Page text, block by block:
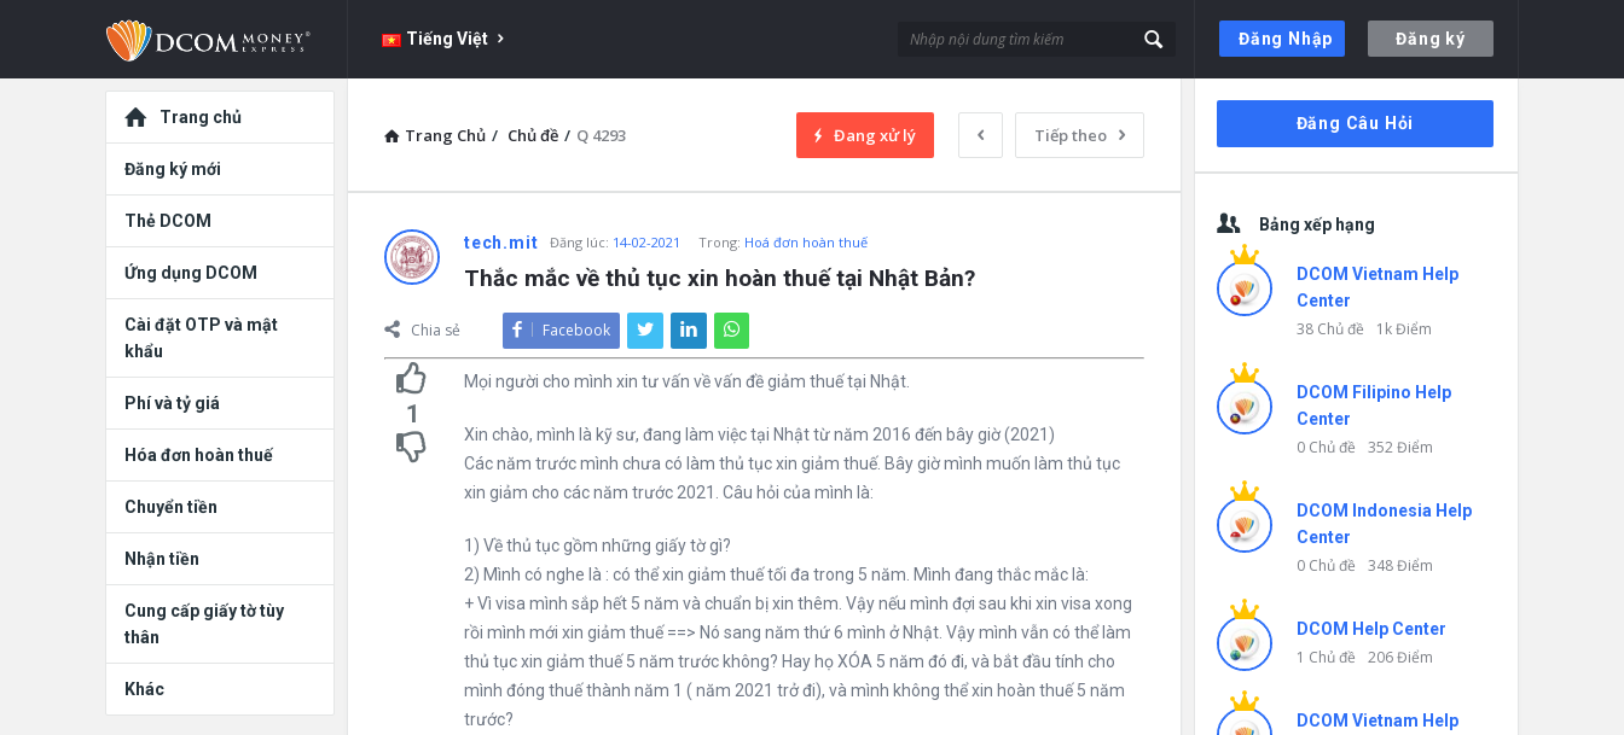
Đăng Nhập Đăng ký
DCOM
Money
Express
DCOM
dẫn
đường
Tiếng Việt
Trang Chủ / Chủ đề / Q 4293 Tiếp theo
Đang xử lý
tech.mit Đăng lúc: 14-02-2021 Trong: Hoá đơn hoàn thuế
Thắc mắc về thủ tục xin hoàn thuế tại Nhật Bản?
Chia sẻ Facebook
1
Mọi người cho mình xin tư vấn về vấn đề giảm thuế tại Nhật.
Xin chào, mình là kỹ sư, đang làm việc tại Nhật từ năm 2016 đến bây giờ (2021)
Các năm trước mình chưa có làm thủ tục xin giảm thuế. Bây giờ mình muốn làm thủ tục
xin giảm cho các năm trước 2021. Câu hỏi của mình là:
1) Về thủ tục gồm những giấy tờ gì?
2) Mình có nghe là : có thể xin giảm thuế tối đa trong 5 năm. Mình đang thắc mắc là:
+ Vì visa mình sắp hết 5 năm và chuẩn bị xin thêm. Vậy nếu mình đợi sau khi xin visa xong
rồi mình mới xin giảm thuế ==> Nó sang năm thứ 6 mình ở Nhật. Vậy mình vẫn có thể làm
thủ tục xin giảm thuế 5 năm trước không? Hay họ XÓA 5 năm đó đi, và bắt đầu tính cho
mình đóng thuế thành năm 1 ( năm 2021 trở đi), và mình không thể xin hoàn thuế 5 năm
trước?
Thanh
bên
Đăng Câu Hỏi
Bảng xếp hạng
DCOM Vietnam Help
Center
38 Chủ đề 1k Điểm
DCOM Filipino Help
Center
0 Chủ đề 352 Điểm
DCOM Indonesia Help
Center
0 Chủ đề 348 Điểm
DCOM Help Center
1 Chủ đề 206 Điểm
DCOM Vietnam Help
Khám
phá
Trang chủ
Đăng ký mới
Thẻ DCOM
Ứng dụng DCOM
Cài đặt OTP và mật
khẩu
Phí và tỷ giá
Hóa đơn hoàn thuế
Chuyển tiền
Nhận tiền
Cung cấp giấy tờ tùy
thân
Khác